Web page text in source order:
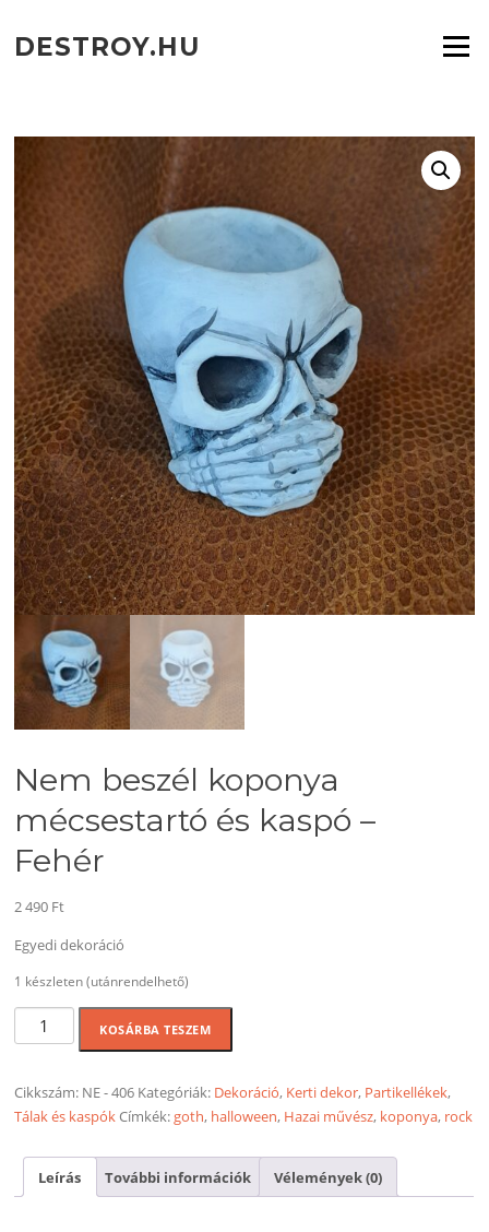
tartalomra
DESTROY.HU Menü
Nem beszél koponya
mécsestartó és kaspó –
Fehér
2 490 Ft
Egyedi dekoráció
1 készleten (utánrendelhető)
Nem
beszél
mécsestartó
és
Fehér
KOSÁRBA TESZEM
Cikkszám: NE - 406 Kategóriák: Dekoráció, Kerti dekor, Partikellékek,
Tálak és kaspókCímkék: goth, halloween, Hazai művész, koponya, rock
Leírás További információk Vélemények (0)